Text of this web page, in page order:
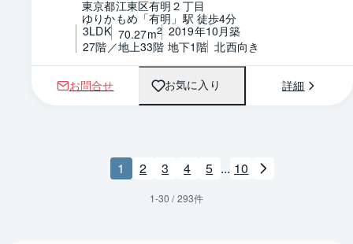
東京都江東区有明２丁目
ゆりかもめ「有明」駅 徒歩4分
3LDK 70.27m2 2019年10月築
27階／地上33階 地下1階 北西向き
お問合せ お気に入り 詳細
1 2 3 4 5 ... 10
1-30 /293件